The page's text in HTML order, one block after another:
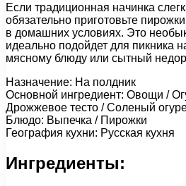
Если традиционная начинка
обязательно приготовьте
в домашних условиях. Это
идеально подойдет для пикника
мясному блюду или сытный
Назначение: На полдник
Основной ингредиент: Овощи /
Дрожжевое тесто / Соленый
Блюдо: Выпечка / Пирожки
География кухни: Русская кухня
Ингредиенты: